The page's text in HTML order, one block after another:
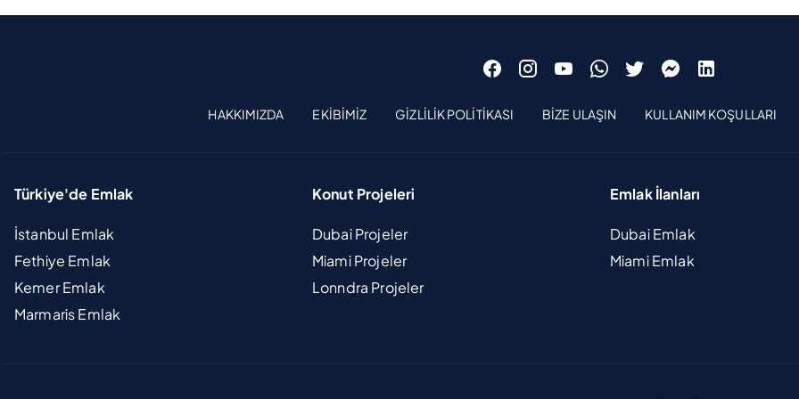
HAKKIMIZDA EKIBIMIZ GIZLILIK POLITIKASI BIZE ULAŞIN KULLANIM KOŞULLARI
Türkiye'de Emlak
İstanbul Emlak
Fethiye Emlak
Kemer Emlak
Marmaris Emlak
Konut Projeleri
Dubai Projeler
Miami Projeler
Lonndra Projeler
Emlak İlanları
Dubai Emlak
Miami Emlak